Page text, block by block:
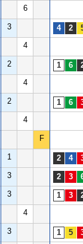
6
3
4
2
4
2
4
F
1
3
3
4
3